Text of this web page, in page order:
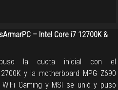
– Intel Core i7 12700K &
la cuota inicial con el
y la motherboard MPG Z690
WiFi Gaming y MSI se unió y puso